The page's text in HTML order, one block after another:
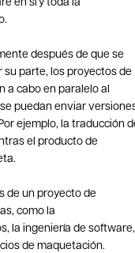
después de que se
parte, los proyectos de
a cabo en paralelo al
puedan enviar
ejemplo, la traducción
el producto de
de un proyecto de
como la
la ingeniería de software,
de maquetación.